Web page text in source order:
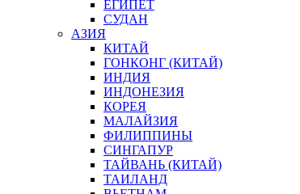
ЕГИПЕТ
СУДАН
АЗИЯ
КИТАЙ
ГОНКОНГ (КИТАЙ)
ИНДИЯ
ИНДОНЕЗИЯ
КОРЕЯ
МАЛАЙЗИЯ
ФИЛИППИНЫ
СИНГАПУР
ТАЙВАНЬ (КИТАЙ)
ТАИЛАНД